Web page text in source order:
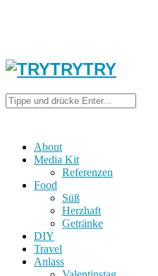
About
Media Kit
Referenzen
Food
Süß
Herzhaft
Getränke
DIY
Travel
Anlass